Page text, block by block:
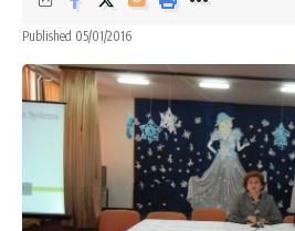
Published 05/01/2016